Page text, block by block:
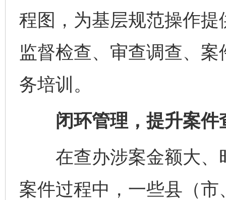
程图，为基层规范操作
监督检查、审查调查、
务培训。
闭环管理，提升案件
在查办涉案金额大、
案件过程中，一些县（